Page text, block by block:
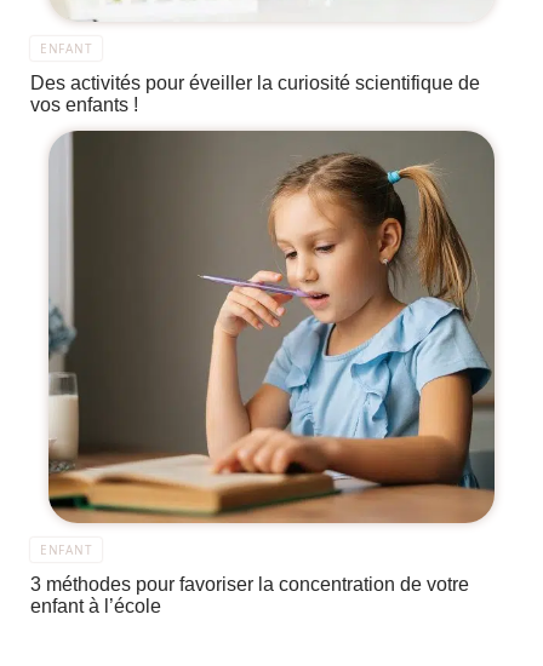
ENFANT
Des activités pour éveiller la curiosité scientifique de
vos enfants !
ENFANT
3 méthodes pour favoriser la concentration de votre
enfant à l’école